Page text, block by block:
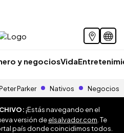
y negociosVida
Parker Nativos Negocios
¡Estás navegando en el
versión deelsalvador.com . Te
país donde coincidimos todos.